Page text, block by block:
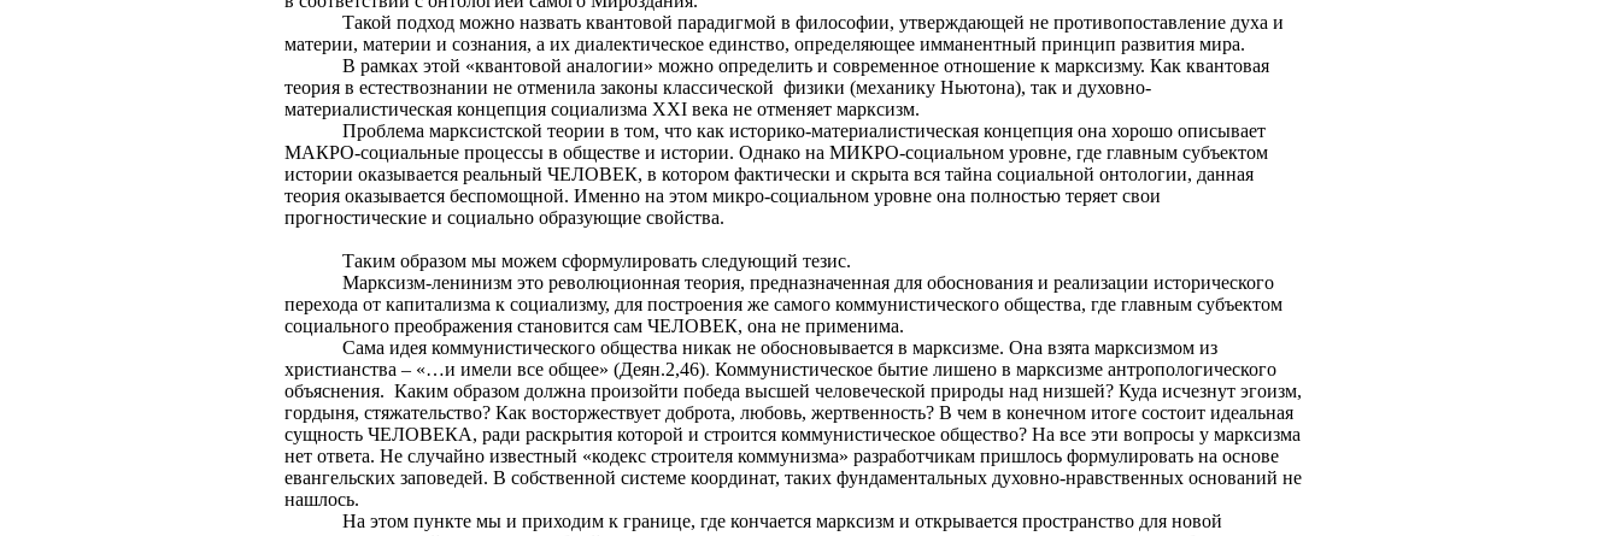
Такой подход можно назвать квантовой парадигмой в философии, утверждающей не противопоставление духа и
материи, материи и сознания, а их диалектическое единство, определяющее имманентный принцип развития мира.
В рамках этой «квантовой аналогии» можно определить и современное отношение к марксизму. Как квантовая
теория в естествознании не отменила законы классической физики (механику Ньютона), так и духовно-
материалистическая концепция социализма XXI века не отменяет марксизм.
Проблема марксистской теории в том, что как историко-материалистическая концепция она хорошо описывает
МАКРО-социальные процессы в обществе и истории. Однако на МИКРО-социальном уровне, где главным субъектом
истории оказывается реальный ЧЕЛОВЕК, в котором фактически и скрыта вся тайна социальной онтологии, данная
теория оказывается беспомощной. Именно на этом микро-социальном уровне она полностью теряет свои
прогностические и социально образующие свойства.
Таким образом мы можем сформулировать следующий тезис.
Марксизм-ленинизм это революционная теория, предназначенная для обоснования и реализации исторического
перехода от капитализма к социализму, для построения же самого коммунистического общества, где главным субъектом
социального преображения становится сам ЧЕЛОВЕК, она не применима.
Сама идея коммунистического общества никак не обосновывается в марксизме. Она взята марксизмом из
христианства – «…и имели все общее» (Деян.2,46). Коммунистическое бытие лишено в марксизме антропологического
объяснения. Каким образом должна произойти победа высшей человеческой природы над низшей? Куда исчезнут эгоизм,
гордыня, стяжательство? Как восторжествует доброта, любовь, жертвенность? В чем в конечном итоге состоит идеальная
сущность ЧЕЛОВЕКА, ради раскрытия которой и строится коммунистическое общество? На все эти вопросы у марксизма
нет ответа. Не случайно известный «кодекс строителя коммунизма» разработчикам пришлось формулировать на основе
евангельских заповедей. В собственной системе координат, таких фундаментальных духовно-нравственных оснований не
нашлось.
На этом пункте мы и приходим к границе, где кончается марксизм и открывается пространство для новой